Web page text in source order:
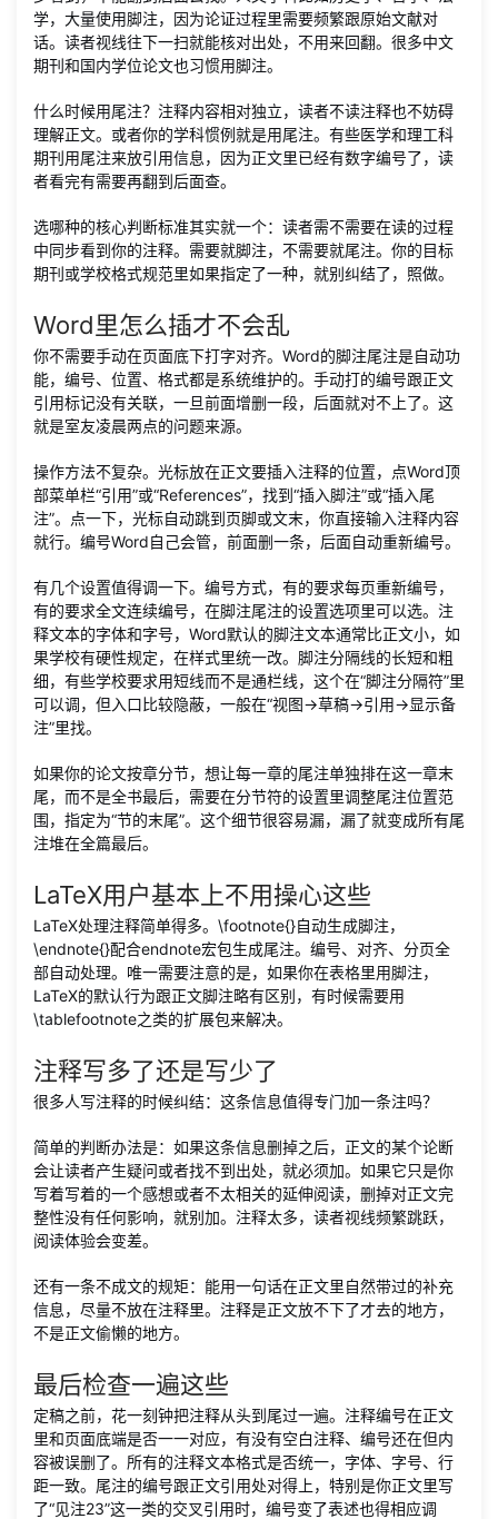
学，大量使用脚注，因为论证过程里需要频繁跟原始文献对
话。读者视线往下一扫就能核对出处，不用来回翻。很多中文
期刊和国内学位论文也习惯用脚注。
什么时候用尾注？注释内容相对独立，读者不读注释也不妨碍
理解正文。或者你的学科惯例就是用尾注。有些医学和理工科
期刊用尾注来放引用信息，因为正文里已经有数字编号了，读
者看完有需要再翻到后面查。
选哪种的核心判断标准其实就一个：读者需不需要在读的过程
中同步看到你的注释。需要就脚注，不需要就尾注。你的目标
期刊或学校格式规范里如果指定了一种，就别纠结了，照做。
Word里怎么插才不会乱
你不需要手动在页面底下打字对齐。Word的脚注尾注是自动功
能，编号、位置、格式都是系统维护的。手动打的编号跟正文
引用标记没有关联，一旦前面增删一段，后面就对不上了。这
就是室友凌晨两点的问题来源。
操作方法不复杂。光标放在正文要插入注释的位置，点Word顶
部菜单栏“引用”或“References”，找到“插入脚注”或“插入尾
注”。点一下，光标自动跳到页脚或文末，你直接输入注释内容
就行。编号Word自己会管，前面删一条，后面自动重新编号。
有几个设置值得调一下。编号方式，有的要求每页重新编号，
有的要求全文连续编号，在脚注尾注的设置选项里可以选。注
释文本的字体和字号，Word默认的脚注文本通常比正文小，如
果学校有硬性规定，在样式里统一改。脚注分隔线的长短和粗
细，有些学校要求用短线而不是通栏线，这个在“脚注分隔符”里
可以调，但入口比较隐蔽，一般在“视图→草稿→引用→显示备
注”里找。
如果你的论文按章分节，想让每一章的尾注单独排在这一章末
尾，而不是全书最后，需要在分节符的设置里调整尾注位置范
围，指定为“节的末尾”。这个细节很容易漏，漏了就变成所有尾
注堆在全篇最后。
LaTeX用户基本上不用操心这些
LaTeX处理注释简单得多。\footnote{}自动生成脚注，
\endnote{}配合endnote宏包生成尾注。编号、对齐、分页全
部自动处理。唯一需要注意的是，如果你在表格里用脚注，
LaTeX的默认行为跟正文脚注略有区别，有时候需要用
\tablefootnote之类的扩展包来解决。
注释写多了还是写少了
很多人写注释的时候纠结：这条信息值得专门加一条注吗？
简单的判断办法是：如果这条信息删掉之后，正文的某个论断
会让读者产生疑问或者找不到出处，就必须加。如果它只是你
写着写着的一个感想或者不太相关的延伸阅读，删掉对正文完
整性没有任何影响，就别加。注释太多，读者视线频繁跳跃，
阅读体验会变差。
还有一条不成文的规矩：能用一句话在正文里自然带过的补充
信息，尽量不放在注释里。注释是正文放不下了才去的地方，
不是正文偷懒的地方。
最后检查一遍这些
定稿之前，花一刻钟把注释从头到尾过一遍。注释编号在正文
里和页面底端是否一一对应，有没有空白注释、编号还在但内
容被误删了。所有的注释文本格式是否统一，字体、字号、行
距一致。尾注的编号跟正文引用处对得上，特别是你正文里写
了“见注23”这一类的交叉引用时，编号变了表述也得相应调